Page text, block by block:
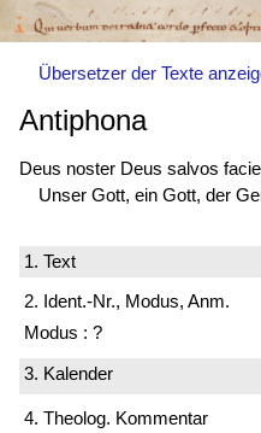
Übersetzer der Texte
Antiphona
Deus noster Deus salvos
Unser Gott, ein Gott, der
1. Text
2. Ident.-Nr., Modus, Anm.
Modus : ?
3. Kalender
4. Theolog. Kommentar